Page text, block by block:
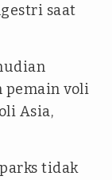
saat
pemain voli
Asia,
tidak